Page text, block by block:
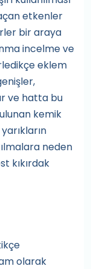
etkenler
bir araya
incelme ve
eklem
ve hatta bu
kemik
neden
kıkırdak
olarak